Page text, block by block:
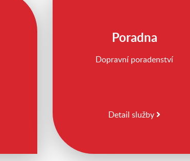
Poradna
Dopravní poradenství
Detail služby